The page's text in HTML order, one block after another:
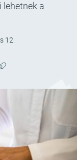
a
12.